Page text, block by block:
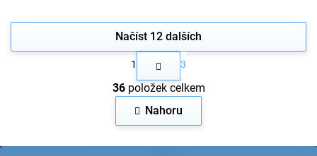
O
v
l
a
Načíst 12 dalších
S
t
r
á
n
k
o
1 3
36položek celkem
Nahoru